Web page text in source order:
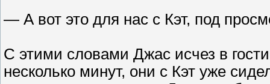
— А вот это для нас с Кэт, под
С этими словами Джас исчез в
несколько минут, они с Кэт уже